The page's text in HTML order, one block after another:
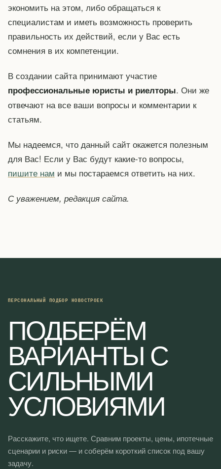
экономить на этом, либо обращаться к
специалистам и иметь возможность проверить
правильность их действий, если у Вас есть
сомнения в их компетенции.
В создании сайта принимают участие
профессиональные юристы и риелторы. Они же
отвечают на все ваши вопросы и комментарии к
статьям.
Мы надеемся, что данный сайт окажется полезным
для Вас! Если у Вас будут какие-то вопросы,
пишите нам и мы постараемся ответить на них.
С уважением, редакция сайта.
ПЕРСОНАЛЬНЫЙ ПОДБОР НОВОСТРОЕК
ПОДБЕРЁМ
ВАРИАНТЫ С
СИЛЬНЫМИ
УСЛОВИЯМИ
Расскажите, что ищете. Сравним проекты, цены, ипотечные
сценарии и риски — и соберём короткий список под вашу
задачу.